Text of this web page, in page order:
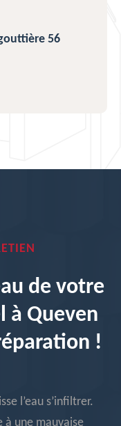
56
de votre
à Queven
!
l’eau s’infiltrer.
une mauvaise